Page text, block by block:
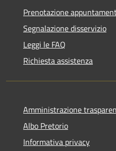
Prenotazione
Segnalazione disservizio
Leggi le FAQ
Richiesta assistenza
Amministrazione
Albo Pretorio
Informativa privacy